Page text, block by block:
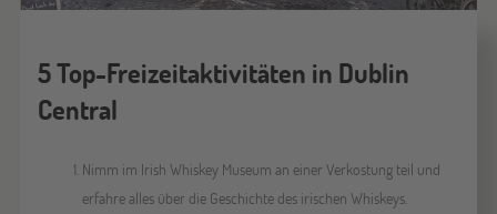
5 Top-Freizeitaktivitäten in Dublin
Central
Nimm im Irish Whiskey Museum an einer Verkostung teil und
erfahre alles über die Geschichte des irischen Whiskeys.